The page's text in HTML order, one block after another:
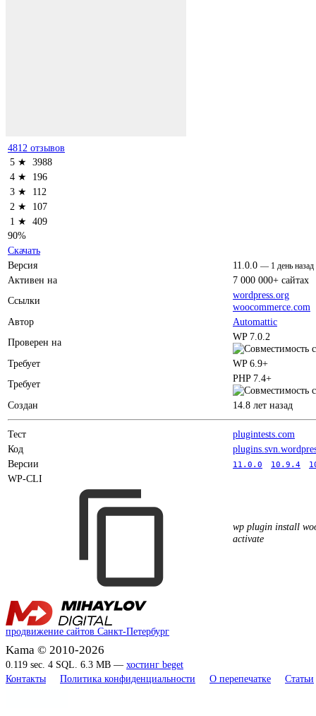
4812 отзывов
5 ★ 3988
4 ★
196
3 ★
112
2 ★
107
1 ★ 409
90%
Скачать
Версия
11.0.0 — 1 день назад
Активен на
7 000 000+ сайтах
Ссылки
wordpress.org
woocommerce.com
Автор
Automattic
Проверен на
WP 7.0.2
Требует
WP 6.9+
Требует
PHP 7.4+
Создан 14.8 лет назад
Тест
plugintests.com
Код
Версии
11.0.0 10.9.4
WP-CLI
wp plugin install
activate
продвижение сайтов Санкт-Петербург
Kama © 2010-2026
0.119 sec. 4 SQL. 6.3 MB — хостинг beget
Контакты
Политика конфиденциальности О перепечатке Статьи